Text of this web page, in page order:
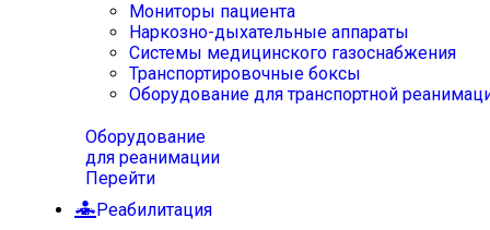
Мониторы пациента
Наркозно-дыхательные аппараты
Системы медицинского газоснабжения
Транспортировочные боксы
Оборудование для транспортной
Оборудование
для реанимации
Перейти
Реабилитация